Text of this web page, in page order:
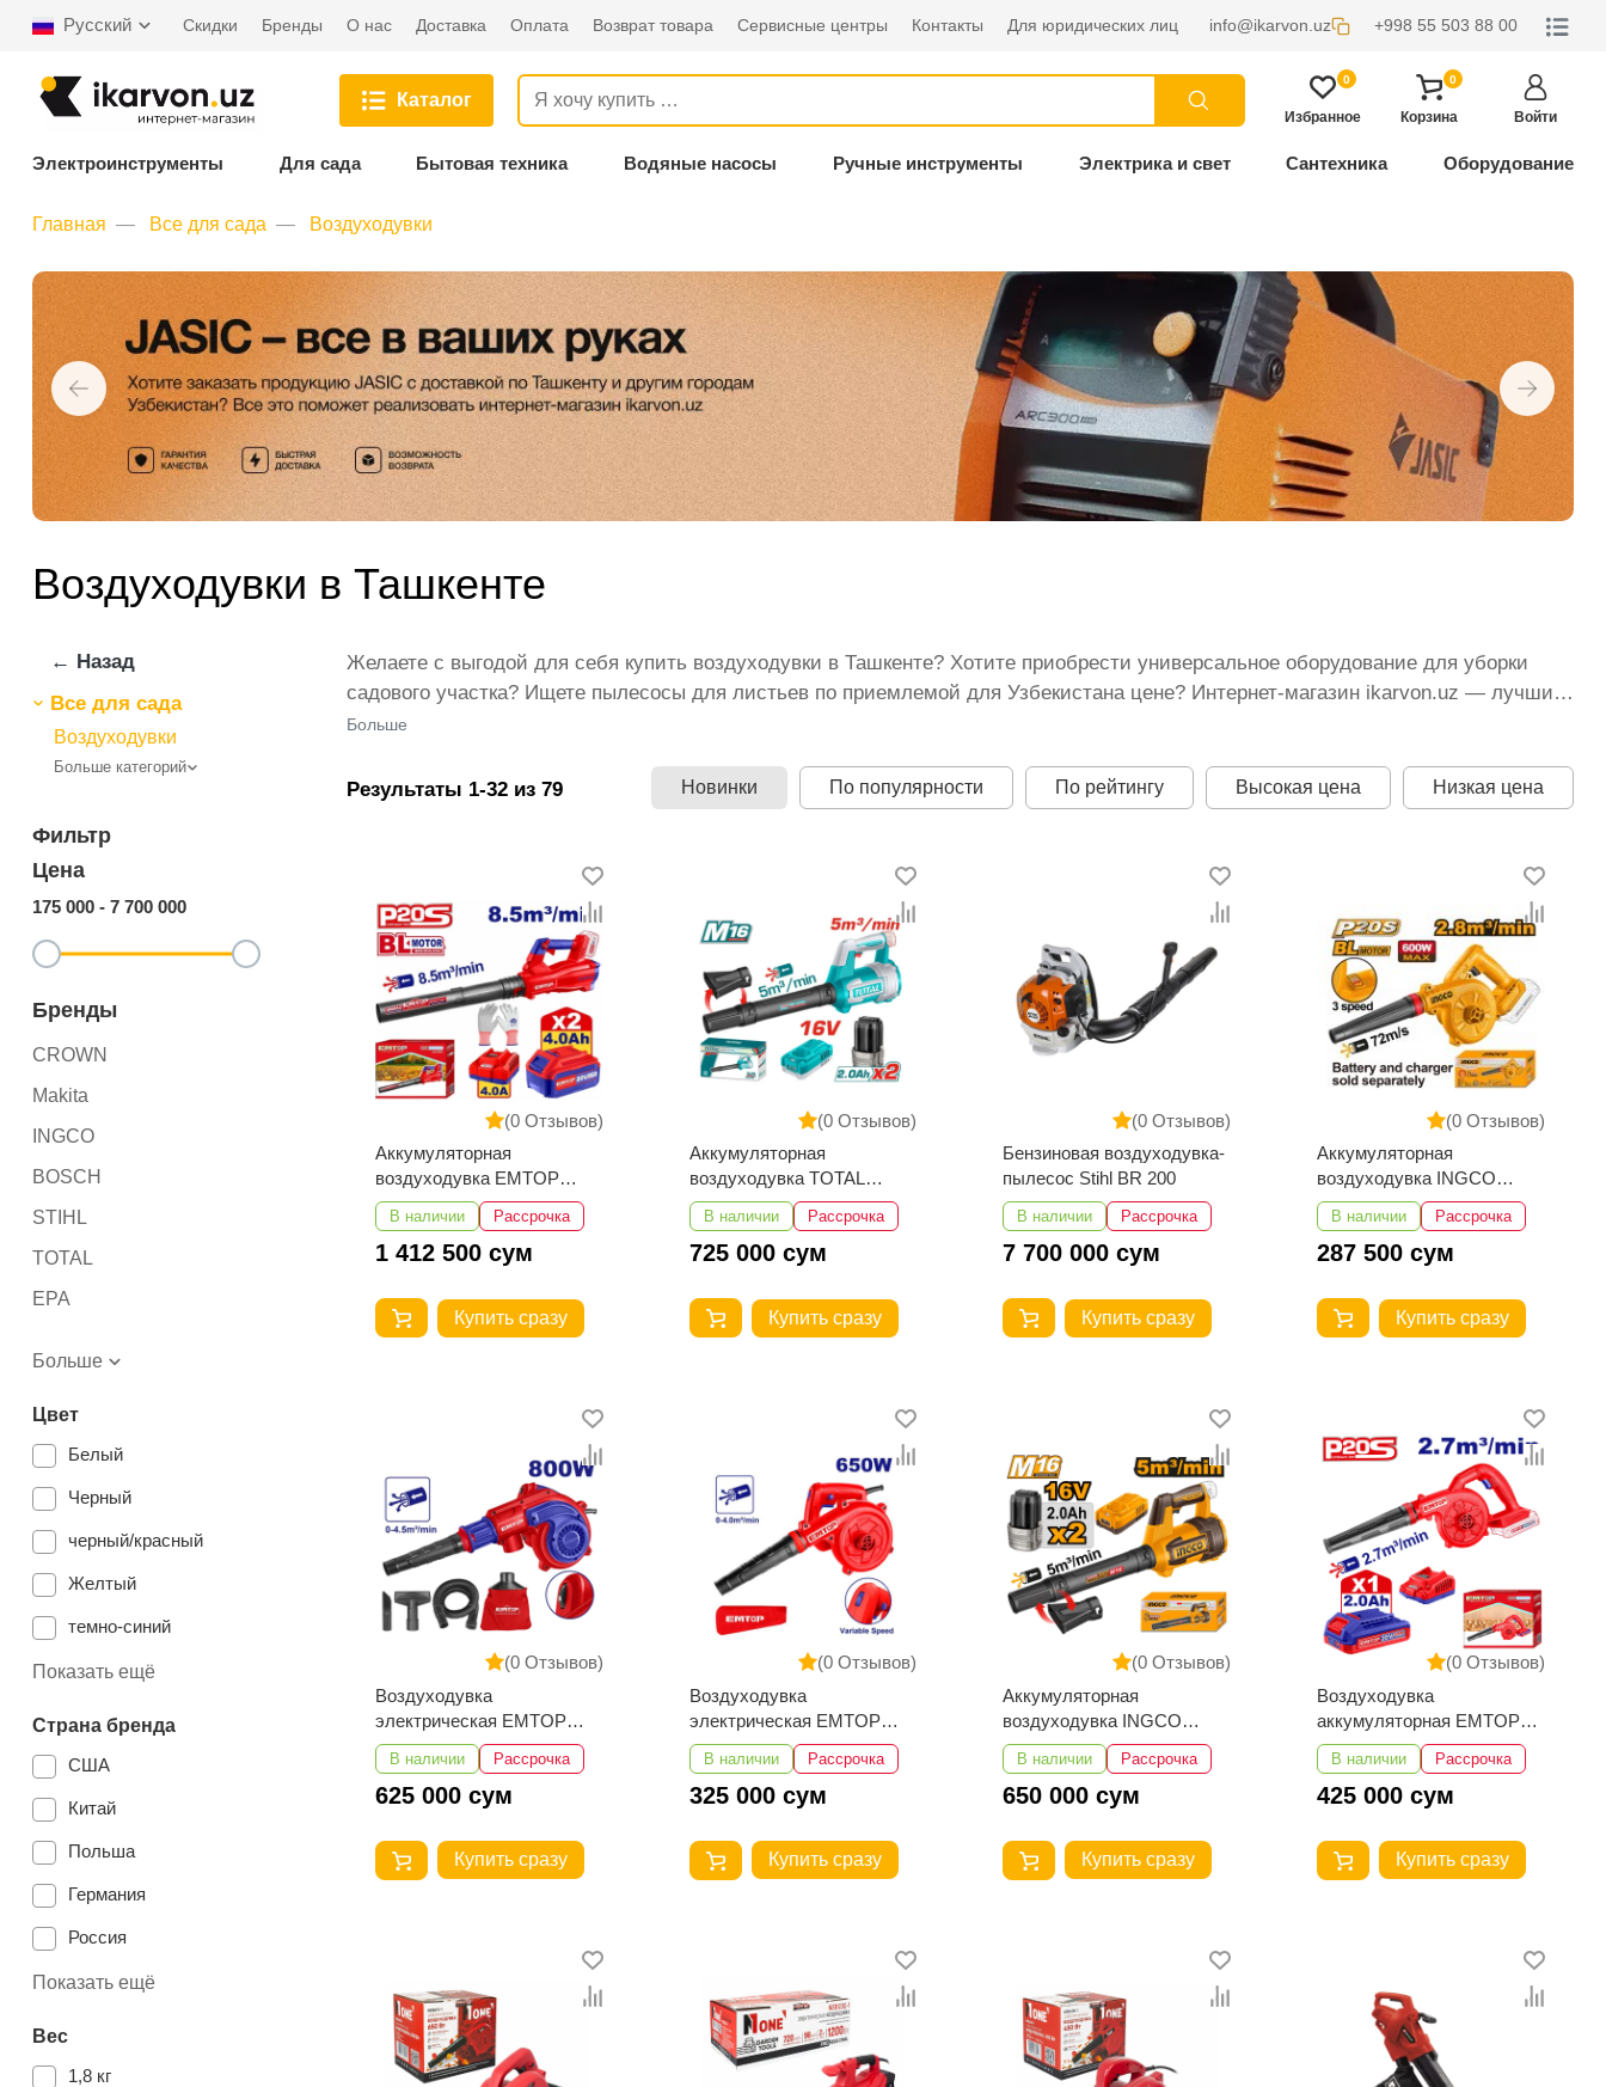
Русский Скидки Бренды О нас Доставка Оплата Возврат товара Сервисные центры Контакты Для юридических лиц info@ikarvon.uz +998 55 503 88 00
Каталог
0
Избранное
0
Корзина Войти
Электроинструменты Для сада Бытовая техника Водяные насосы Ручные инструменты Электрика и свет Сантехника Оборудование
Главная Все для сада Воздуходувки
Воздуходувки в Ташкенте
← Назад
Все для сада
Воздуходувки
Больше категорий
Фильтр
Цена
175 000 - 7 700 000
Бренды
CROWN
Makita
INGCO
BOSCH
STIHL
TOTAL
EPA
MTD
YATO
Husqvarna
ALTECO
SGS plus
EMTOP
Number One
Больше
Цвет
Белый
Черный
черный/красный
Желтый
темно-синий
оранжевая
оранжевый
Показать ещё
Страна бренда
США
Китай
Польша
Германия
Россия
Китай
Япония
Показать ещё
Вес
1,8 кг
Желаете с выгодой для себя купить воздуходувки в Ташкенте? Хотите приобрести универсальное оборудование для уборки
садового участка? Ищете пылесосы для листьев по приемлемой для Узбекистана цене? Интернет-магазин ikarvon.uz — лучший
выбор для решения таких других задач. В нашем каталоге представлены лучшие модели от Total, Bosch, Stihl и других
предоставленными нашим покупателям. Выбор способа оплаты, быстрая доставка, консультации специалистов — все это
дополняют оптимальные для Ташкента цены на воздуходувки.
Больше
Результаты 1-32 из 79 Новинки По популярности По рейтингу Высокая цена Низкая цена
(0 Отзывов)
Аккумуляторная
воздуходувка EMTOP
ELAB204282
В наличии Рассрочка
1 412 500 сум
Купить сразу
(0 Отзывов)
Аккумуляторная
воздуходувка TOTAL
TABLI168082 (16В)
В наличии Рассрочка
725 000 сум
Купить сразу
(0 Отзывов)
Бензиновая воздуходувка-
пылесос Stihl BR 200
В наличии Рассрочка
7 700 000 сум
Купить сразу
(0 Отзывов)
Аккумуляторная
воздуходувка INGCO
CABLI2068
В наличии Рассрочка
287 500 сум
Купить сразу
(0 Отзывов)
Воздуходувка
электрическая EMTOP
EABR8003
В наличии Рассрочка
625 000 сум
Купить сразу
(0 Отзывов)
Воздуходувка
электрическая EMTOP
EABR6003
В наличии Рассрочка
325 000 сум
Купить сразу
(0 Отзывов)
Аккумуляторная
воздуходувка INGCO
CABLI168082
В наличии Рассрочка
650 000 сум
Купить сразу
(0 Отзывов)
Воздуходувка
аккумуляторная EMTOP
ELAB200281
В наличии Рассрочка
425 000 сум
Купить сразу